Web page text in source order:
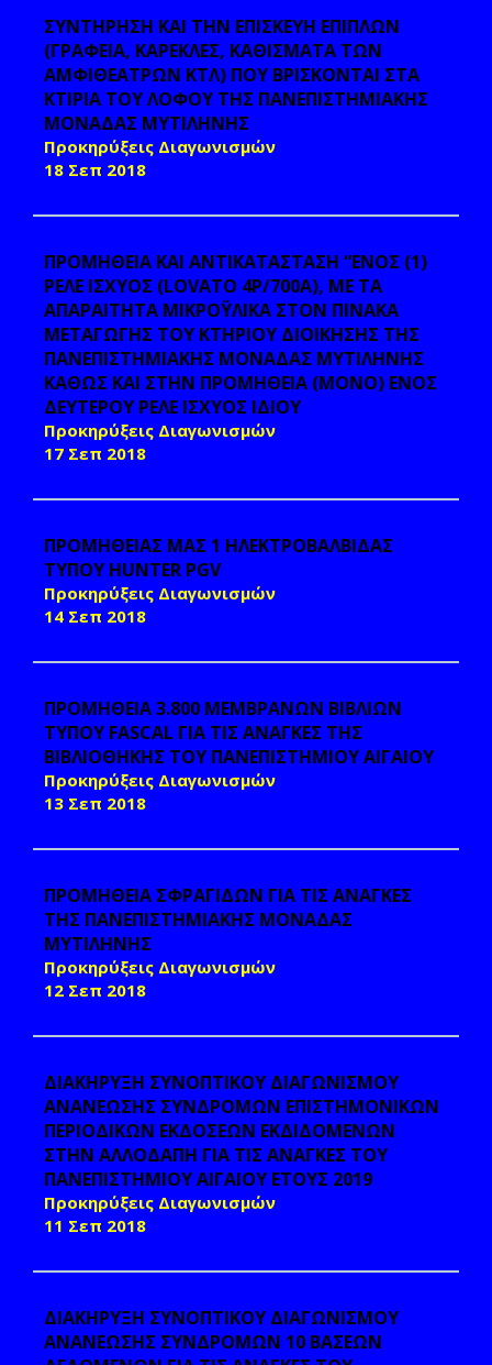
ΣΥΝΤΗΡΗΣΗ ΚΑΙ ΤΗΝ ΕΠΙΣΚΕΥΗ ΕΠΙΠΛΩΝ
(ΓΡΑΦΕΙΑ, ΚΑΡΕΚΛΕΣ, ΚΑΘΙΣΜΑΤΑ ΤΩΝ
ΑΜΦΙΘΕΑΤΡΩΝ ΚΤΛ) ΠΟΥ ΒΡΙΣΚΟΝΤΑΙ ΣΤΑ
ΚΤΙΡΙΑ ΤΟΥ ΛΟΦΟΥ ΤΗΣ ΠΑΝΕΠΙΣΤΗΜΙΑΚΗΣ
ΜΟΝΑΔΑΣ ΜΥΤΙΛΗΝΗΣ
Προκηρύξεις Διαγωνισμών
18 Σεπ 2018
ΠΡΟΜΗΘΕΙΑ ΚΑΙ ΑΝΤΙΚΑΤΑΣΤΑΣΗ “ΕΝΟΣ (1)
ΡΕΛΕ ΙΣΧΥΟΣ (LOVATO 4P/700A), ΜΕ ΤΑ
ΑΠΑΡΑΙΤΗΤΑ ΜΙΚΡΟΫΛΙΚΑ ΣΤΟΝ ΠΙΝΑΚΑ
ΜΕΤΑΓΩΓΗΣ ΤΟΥ ΚΤΗΡΙΟΥ ΔΙΟΙΚΗΣΗΣ ΤΗΣ
ΠΑΝΕΠΙΣΤΗΜΙΑΚΗΣ ΜΟΝΑΔΑΣ ΜΥΤΙΛΗΝΗΣ
ΚΑΘΩΣ ΚΑΙ ΣΤΗΝ ΠΡΟΜΗΘΕΙΑ (ΜΟΝΟ) ΕΝΟΣ
ΔΕΥΤΕΡΟΥ ΡΕΛΕ ΙΣΧΥΟΣ ΙΔΙΟΥ
Προκηρύξεις Διαγωνισμών
17 Σεπ 2018
ΠΡΟΜΗΘΕΙΑΣ ΜΑΣ 1 ΗΛΕΚΤΡΟΒΑΛΒΙΔΑΣ
ΤΥΠΟΥ HUNTER PGV
Προκηρύξεις Διαγωνισμών
14 Σεπ 2018
ΠΡΟΜΗΘΕΙΑ 3.800 ΜΕΜΒΡΑΝΩΝ ΒΙΒΛΙΩΝ
ΤΥΠΟΥ FASCAL ΓΙΑ ΤΙΣ ΑΝΑΓΚΕΣ ΤΗΣ
ΒΙΒΛΙΟΘΗΚΗΣ ΤΟΥ ΠΑΝΕΠΙΣΤΗΜΙΟΥ ΑΙΓΑΙΟΥ
Προκηρύξεις Διαγωνισμών
13 Σεπ 2018
ΠΡΟΜΗΘΕΙΑ ΣΦΡΑΓΙΔΩΝ ΓΙΑ ΤΙΣ ΑΝΑΓΚΕΣ
ΤΗΣ ΠΑΝΕΠΙΣΤΗΜΙΑΚΗΣ ΜΟΝΑΔΑΣ
ΜΥΤΙΛΗΝΗΣ
Προκηρύξεις Διαγωνισμών
12 Σεπ 2018
ΔΙΑΚΗΡΥΞΗ ΣΥΝΟΠΤΙΚΟΥ ΔΙΑΓΩΝΙΣΜΟΥ
ΑΝΑΝΕΩΣΗΣ ΣΥΝΔΡΟΜΩΝ ΕΠΙΣΤΗΜΟΝΙΚΩΝ
ΠΕΡΙΟΔΙΚΩΝ ΕΚΔΟΣΕΩΝ ΕΚΔΙΔΟΜΕΝΩΝ
ΣΤΗΝ ΑΛΛΟΔΑΠΗ ΓΙΑ ΤΙΣ ΑΝΑΓΚΕΣ ΤΟΥ
ΠΑΝΕΠΙΣΤΗΜΙΟΥ ΑΙΓΑΙΟΥ ΕΤΟΥΣ 2019
Προκηρύξεις Διαγωνισμών
11 Σεπ 2018
ΔΙΑΚΗΡΥΞΗ ΣΥΝΟΠΤΙΚΟΥ ΔΙΑΓΩΝΙΣΜΟΥ
ΑΝΑΝΕΩΣΗΣ ΣΥΝΔΡΟΜΩΝ 10 ΒΑΣΕΩΝ